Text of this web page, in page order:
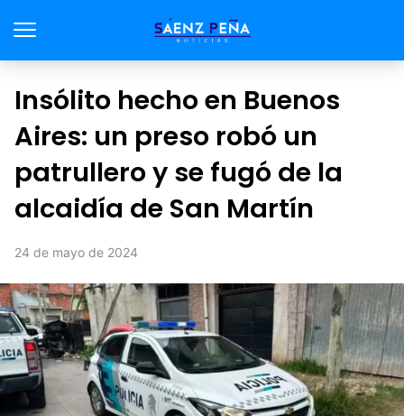
Insólito hecho en Buenos
Aires: un preso robó un
patrullero y se fugó de la
alcaidía de San Martín
24 de mayo de 2024